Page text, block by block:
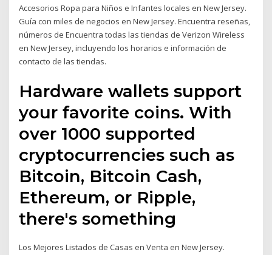
Accesorios Ropa para Niños e Infantes locales en New Jersey.
Guía con miles de negocios en New Jersey. Encuentra reseñas,
números de Encuentra todas las tiendas de Verizon Wireless
en New Jersey, incluyendo los horarios e información de
contacto de las tiendas.
Hardware wallets support
your favorite coins. With
over 1000 supported
cryptocurrencies such as
Bitcoin, Bitcoin Cash,
Ethereum, or Ripple,
there's something
Los Mejores Listados de Casas en Venta en New Jersey.